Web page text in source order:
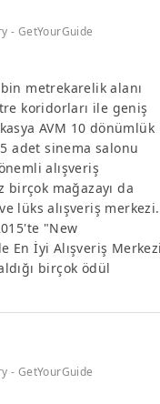
- GetYourGuide
metrekarelik alanı
koridorları ile geniş
AVM 10 dönümlük
adet sinema salonu
alışveriş
birçok mağazayı da
lüks alışveriş merkezi.
"New
En İyi Alışveriş
birçok ödül
- GetYourGuide